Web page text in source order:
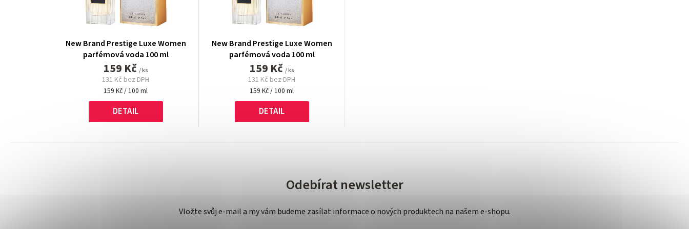
New Brand Prestige Luxe Women
parfémová voda 100 ml
159 Kč / ks
131 Kč bez DPH
Měrná
159 Kč / 100 ml
DETAIL
New Brand Prestige Luxe Women
parfémová voda 100 ml
159 Kč / ks
131 Kč bez DPH
Měrná
159 Kč / 100 ml
DETAIL
Odebírat newsletter
Vložte svůj e-mail a my vám budeme zasílat informace o nových produktech na našem e-shopu.